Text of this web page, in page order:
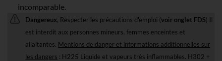
incomparable.
Dangereux, Respecter les précautions d'emploi (voir onglet FDS) Il
est interdit aux personnes mineurs, femmes enceintes et
allaitantes. Mentions de danger et informations additionnelles sur
les dangers : H225 Liquide et vapeurs très inflammables. H302 +